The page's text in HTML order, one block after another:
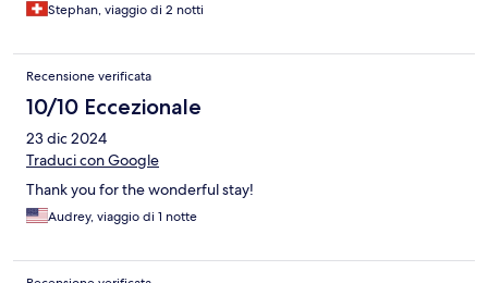
Stephan, viaggio di 2 notti
Recensione verificata
10/10 Eccezionale
23 dic 2024
Traduci con Google
Thank you for the wonderful stay!
Audrey, viaggio di 1 notte